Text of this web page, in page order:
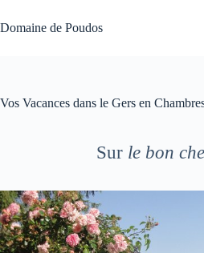
au
contenu
Domaine de Poudos
Vos Vacances dans le Gers en
Sur le bon